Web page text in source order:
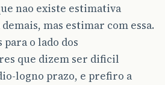
nao existe estimativa
mas estimar com essa.
o lado dos
que dizem ser dificil
logno prazo, e prefiro a